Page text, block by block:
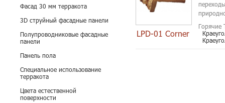
Фасад 30 мм терракота
3D струйный фасадные панели
Полупроводниковые фасадные
панели
Панель пола
Специальное использование
терракота
Цвета естественной
поверхности
LPD-01 Corner
Горячие